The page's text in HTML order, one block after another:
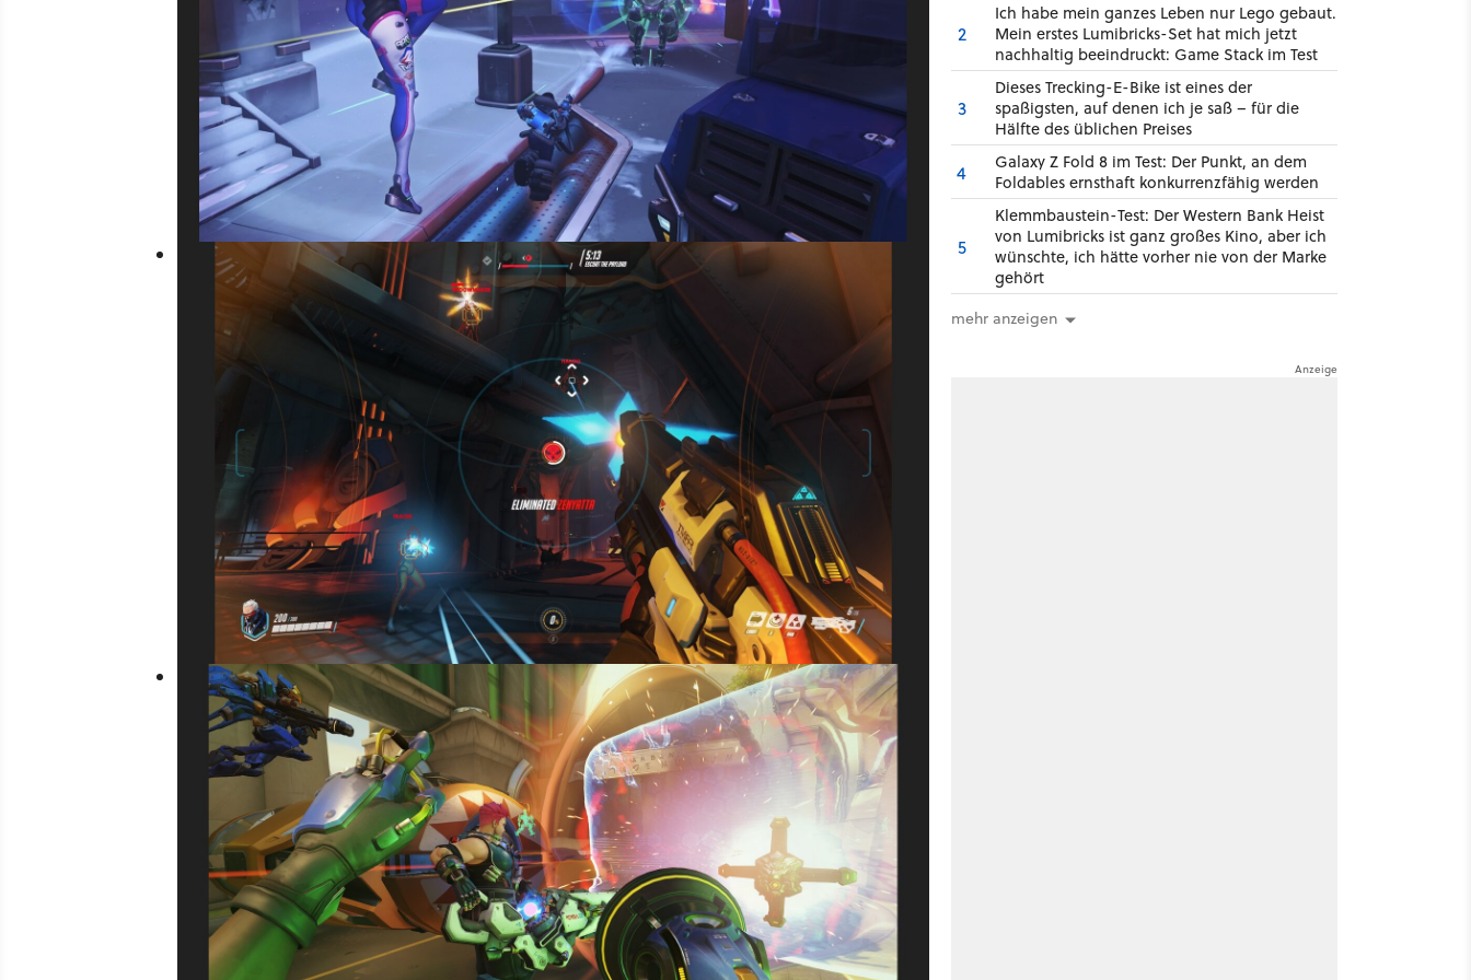
2
Ich habe mein ganzes Leben nur Lego gebaut.
Mein erstes Lumibricks-Set hat mich jetzt
nachhaltig beeindruckt: Game Stack im Test
3
Dieses Trecking-E-Bike ist eines der
spaßigsten, auf denen ich je saß – für die
Hälfte des üblichen Preises
4
Galaxy Z Fold 8 im Test: Der Punkt, an dem
Foldables ernsthaft konkurrenzfähig werden
5
Klemmbaustein-Test: Der Western Bank Heist
von Lumibricks ist ganz großes Kino, aber ich
wünschte, ich hätte vorher nie von der Marke
gehört
mehr anzeigen